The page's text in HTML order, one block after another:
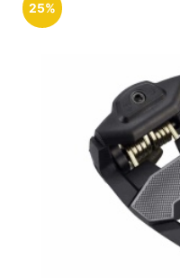
25%